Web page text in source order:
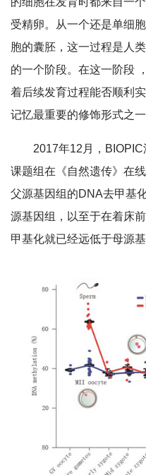
受精卵。从一个还是单细
胞的囊胚，这一过程是人
的一个阶段。在这一阶段
着后续发育过程能否顺利
记忆最重要的修饰形式之一
2017年12月，
课题组在《自然遗传》在
父源基因组的DNA去甲基
源基因组，以至于在着床
甲基化就已经远低于母源